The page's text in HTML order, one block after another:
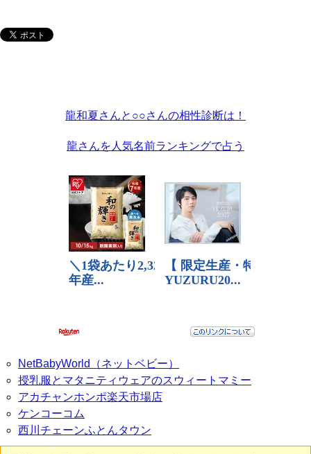
龍和夏さんと○○さんの相性診断は！
龍さんを人気名前ランキングで占う
NetBabyWorld（ネットベビー）
授乳服とマタニティウェアのスウィートマミー
アカチャンホンポ楽天市場店
ケンコーコム
西川チェーンふとんタウン